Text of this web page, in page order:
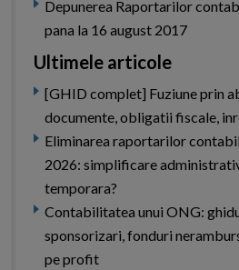
Depunerea Raportarilor
pana la 16 august 2017
Ultimele articole
[GHID complet] Fuziune prin
documente, obligatii fiscale,
Eliminarea raportarilor
2026: simplificare
temporara?
Contabilitatea unui ONG:
sponsorizari, fonduri
pe profit